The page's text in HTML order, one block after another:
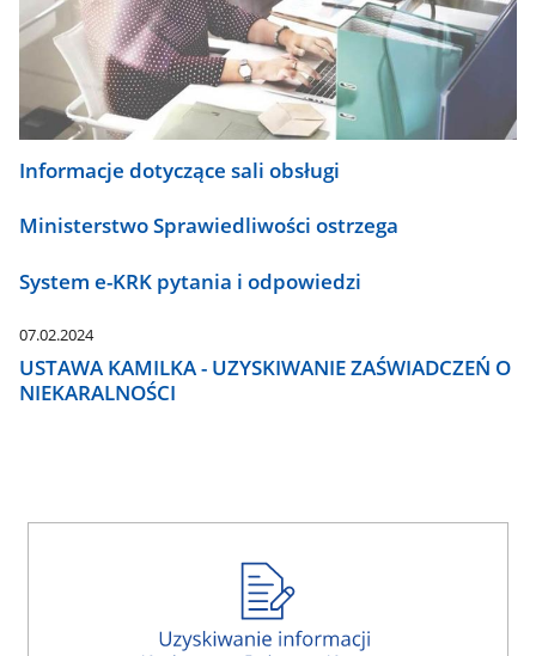
Informacje dotyczące sali obsługi
Ministerstwo Sprawiedliwości ostrzega
System e-KRK pytania i odpowiedzi
07.02.2024
USTAWA KAMILKA - UZYSKIWANIE ZAŚWIADCZEŃ O
NIEKARALNOŚCI